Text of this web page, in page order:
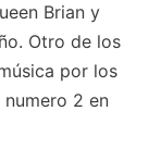
Brian y
Otro de los
por los
2 en